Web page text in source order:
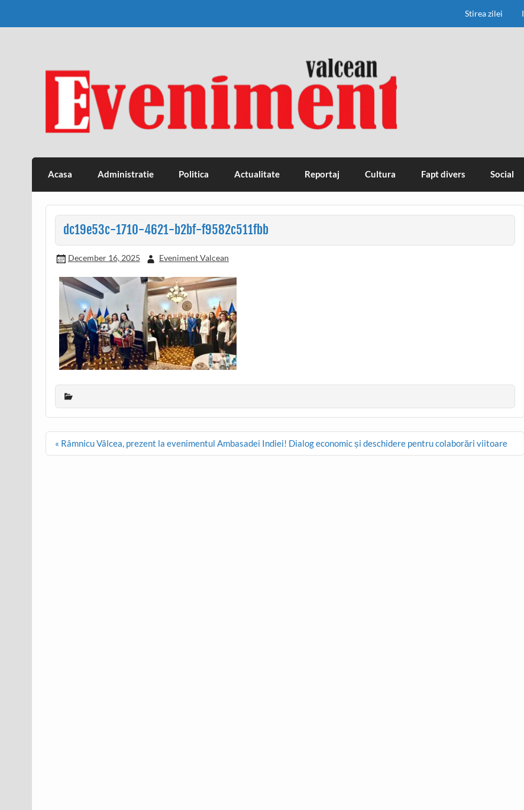
Stirea zilei
Eveniment Valcean
Acasa Administratie Politica Actualitate Reportaj Cultura Fapt divers Social
dc19e53c-1710-4621-b2bf-f9582c511fbb
December 16, 2025 Eveniment Valcean
Post
« Râmnicu Vâlcea, prezent la evenimentul Ambasadei Indiei! Dialog economic și deschidere pentru colaborări viitoare